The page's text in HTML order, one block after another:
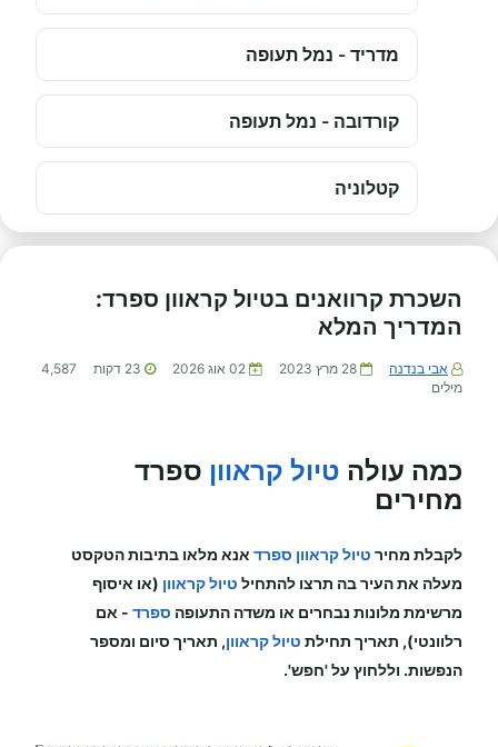
מדריד - נמל תעופה
קורדובה - נמל תעופה
קטלוניה
השכרת קרוואנים בטיול קראוון ספרד:
המדריך המלא
אבי בנדנה 28 מרץ 2023 02 אוג 2026 23 דקות
4,587
מילים
כמה עולה טיול קראוון ספרד
מחירים
לקבלת מחיר טיול קראוון ספרד אנא מלאו בתיבות הטקסט
מעלה את העיר בה תרצו להתחיל טיול קראוון (או איסוף
מרשימת מלונות נבחרים או משדה התעופה ספרד - אם
רלוונטי), תאריך תחילת טיול קראוון, תאריך סיום ומספר
הנפשות. וללחוץ על 'חפש'.